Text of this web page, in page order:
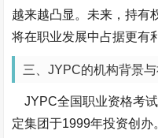
越来越凸显。未来，持有
将在职业发展中占据更有
三、JYPC的机构背景
JYPC全国职业资格考
定集团于1999年投资创